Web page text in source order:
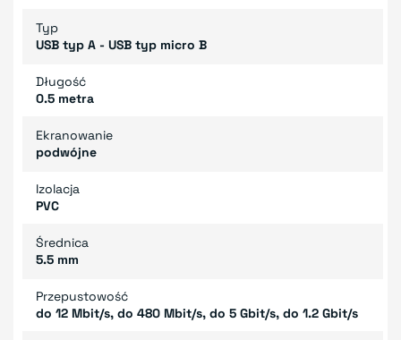
Typ
USB typ A - USB typ micro B
Długość
0.5 metra
Ekranowanie
podwójne
Izolacja
PVC
Średnica
5.5 mm
Przepustowość
do 12 Mbit/s, do 480 Mbit/s, do 5 Gbit/s, do 1.2 Gbit/s